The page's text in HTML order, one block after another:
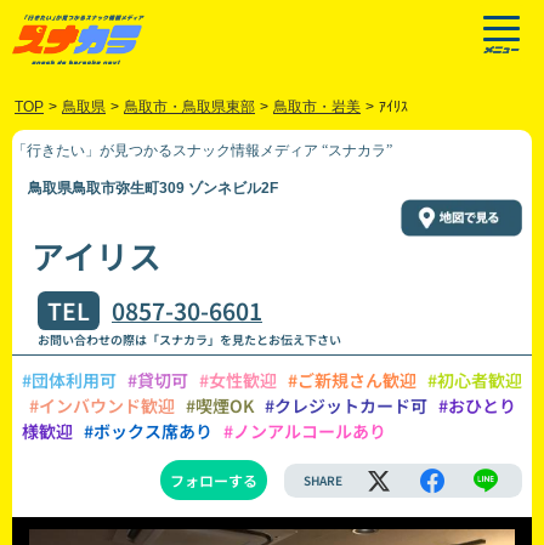
TOP > 鳥取県 > 鳥取市・鳥取県東部 > 鳥取市・岩美 > ｱｲﾘｽ
「行きたい」が見つかるスナック情報メディア “スナカラ”
鳥取県鳥取市弥生町309 ゾンネビル2F
アイリス
TEL 0857-30-6601
お問い合わせの際は「スナカラ」を見たとお伝え下さい
#団体利用可 #貸切可 #女性歓迎 #ご新規さん歓迎 #初心者歓迎
#インバウンド歓迎 #喫煙OK #クレジットカード可 #おひとり
様歓迎 #ボックス席あり #ノンアルコールあり
フォローする SHARE